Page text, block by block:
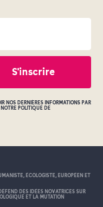
NOS DERNIÈRES INFORMATIONS PAR
POLITIQUE DE
ÉCOLOGISTE, EUROPÉEN ET
DES IDÉES NOVATRICES SUR
ET LA MUTATION